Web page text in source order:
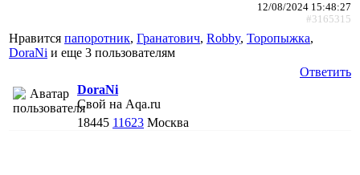
12/08/2024 15:48:27
#3165315
Нравится папоротник, Гранатович, Robby, Торопыжка,
DoraNi и еще 3 пользователям
Ответить
DoraNi
Свой на Aqa.ru
18445 11623 Москва